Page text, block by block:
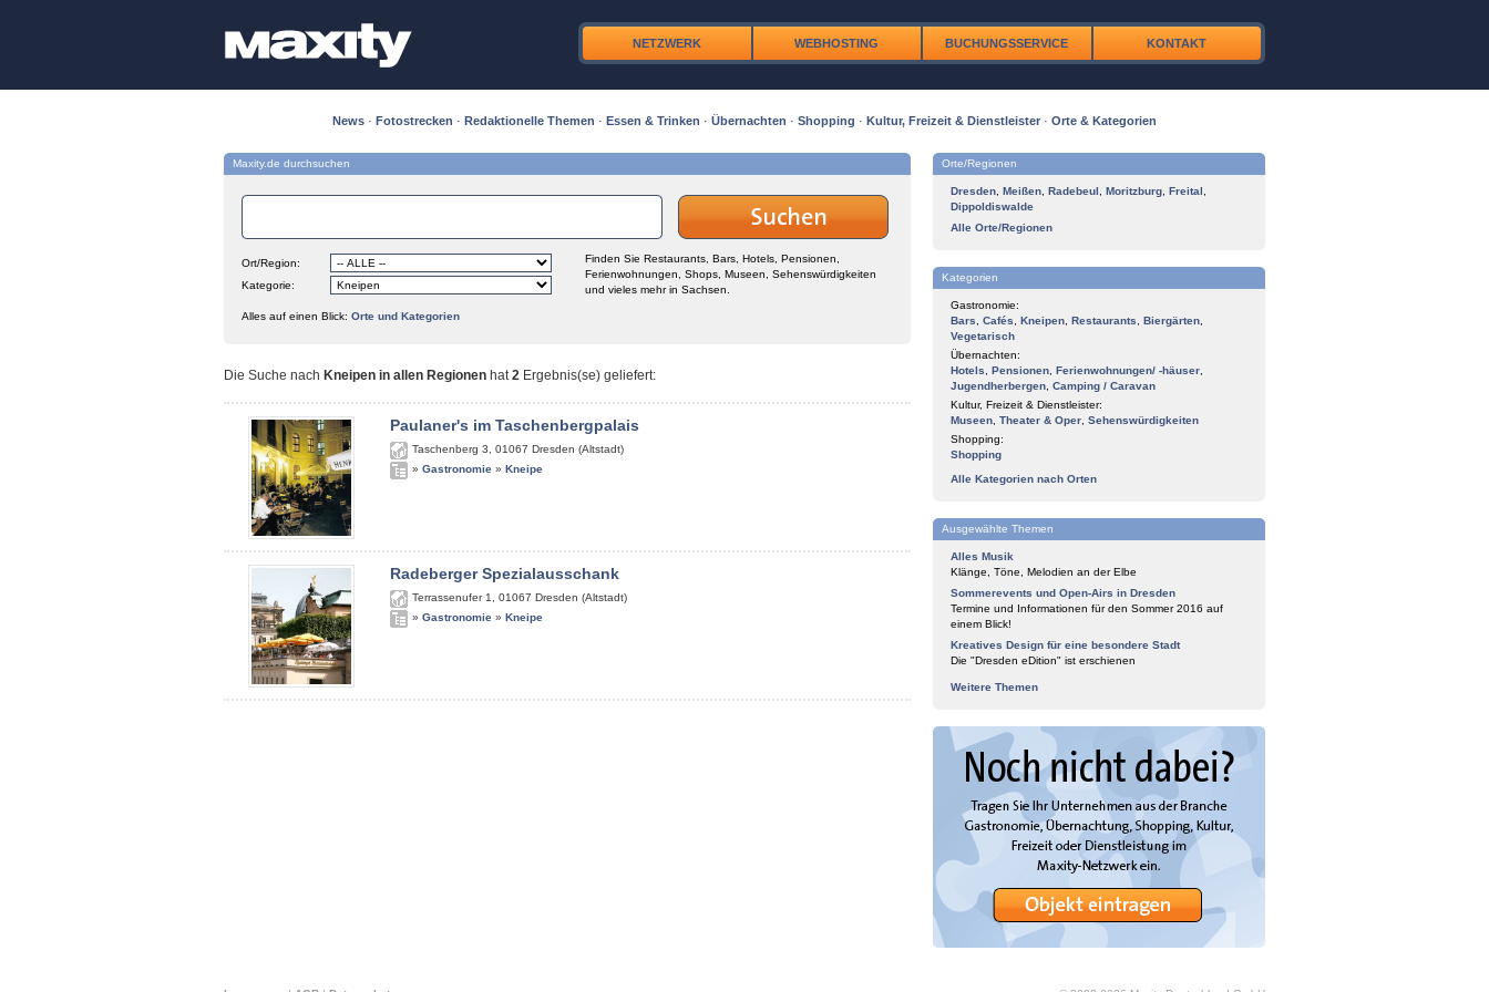
NETZWERK WEBHOSTING BUCHUNGSSERVICE KONTAKT
News · Fotostrecken · Redaktionelle Themen · Essen & Trinken · Übernachten · Shopping · Kultur, Freizeit & Dienstleister · Orte & Kategorien
Maxity.de durchsuchen
Ort/Region:
Kategorie:
Finden Sie Restaurants, Bars, Hotels, Pensionen,
Ferienwohnungen, Shops, Museen, Sehenswürdigkeiten
und vieles mehr in Sachsen.
Alles auf einen Blick: Orte und Kategorien
Die Suche nach Kneipen in allen Regionen hat2 Ergebnis(se) geliefert:
Paulaner's im Taschenbergpalais
Taschenberg 3 01067 Dresden (Altstadt)
» Gastronomie » Kneipe
Radeberger Spezialausschank
Terrassenufer 1 01067 Dresden (Altstadt)
» Gastronomie » Kneipe
Orte/Regionen
Dresden Meißen Radebeul Moritzburg Freital
Dippoldiswalde
Alle Orte/Regionen
Kategorien
Gastronomie:
Bars
Cafés Kneipen Restaurants Biergärten
Vegetarisch
Übernachten:
Hotels
Pensionen Ferienwohnungen/ -häuser
Jugendherbergen Camping / Caravan
Kultur, Freizeit & Dienstleister:
Museen Theater & Oper Sehenswürdigkeiten
Shopping:
Shopping
Alle Kategorien nach Orten
Ausgewählte Themen
Alles Musik
Klänge, Töne, Melodien an der Elbe
Sommerevents und Open-Airs in Dresden
Termine und Informationen für den Sommer 2016 auf
einem Blick!
Kreatives Design für eine besondere Stadt
Die "Dresden eDition" ist erschienen
Weitere Themen